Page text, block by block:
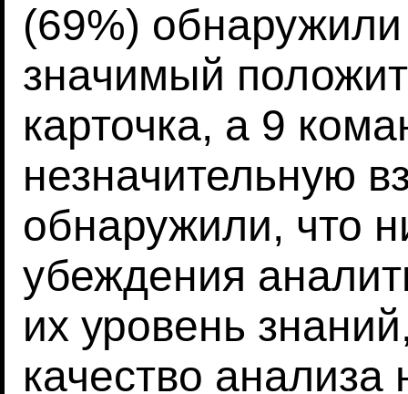
(69%) обнаружили
значимый
карточка, а 9
незначительную
обнаружили, что
убеждения
их уровень
качество анализа